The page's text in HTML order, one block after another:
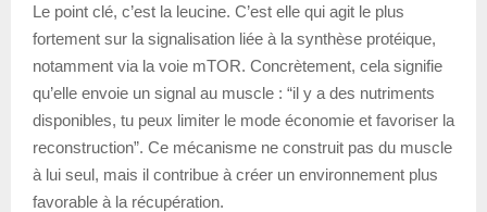
Le point clé, c’est la leucine. C’est elle qui agit le plus
fortement sur la signalisation liée à la synthèse protéique,
notamment via la voie mTOR. Concrètement, cela signifie
qu’elle envoie un signal au muscle : “il y a des nutriments
disponibles, tu peux limiter le mode économie et favoriser la
reconstruction”. Ce mécanisme ne construit pas du muscle
à lui seul, mais il contribue à créer un environnement plus
favorable à la récupération.